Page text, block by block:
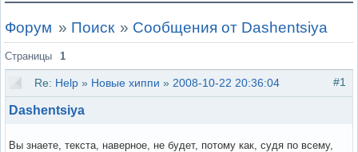
Форум » Поиск » Сообщения от Dashentsiya
Страницы 1
#1
Re: Help » Новые хиппи » 2008-10-22 20:36:04
Dashentsiya
Вы знаете, текста, наверное, не будет, потому как, судя по всему,